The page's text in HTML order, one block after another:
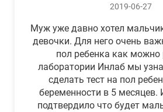
2019-06-27
Муж уже давно хотел
девочки. Для него очень
пол ребенка как
лаборатории Инлаб мы
сделать тест на пол
беременности в 5 месяцев.
подтвердило что будет